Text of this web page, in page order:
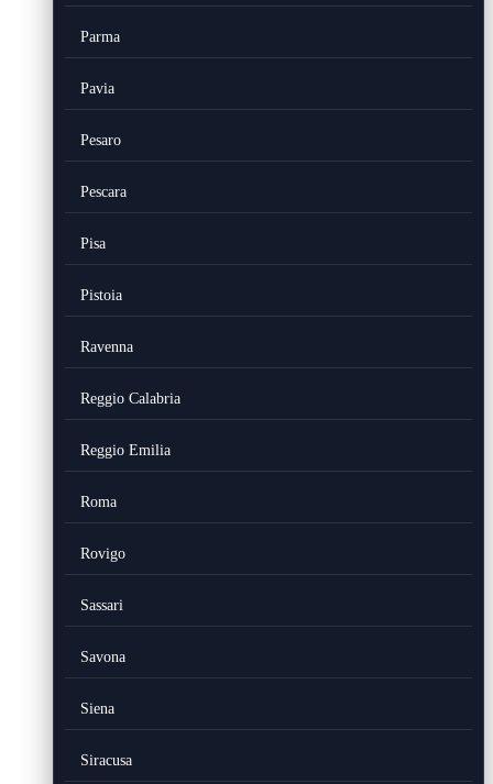
Parma
Pavia
Pesaro
Pescara
Pisa
Pistoia
Ravenna
Reggio Calabria
Reggio Emilia
Roma
Rovigo
Sassari
Savona
Siena
Siracusa